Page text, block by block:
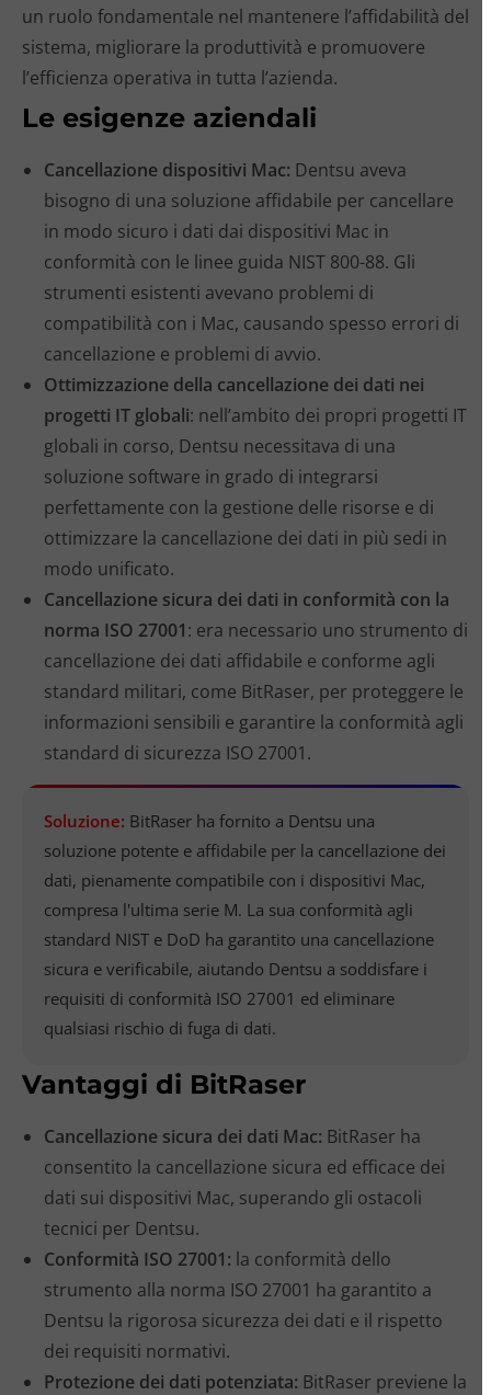
un ruolo fondamentale nel mantenere l’affidabilità del
sistema, migliorare la produttività e promuovere
l’efficienza operativa in tutta l’azienda.
Le esigenze aziendali
Cancellazione dispositivi Mac: Dentsu aveva
bisogno di una soluzione affidabile per cancellare
in modo sicuro i dati dai dispositivi Mac in
conformità con le linee guida NIST 800-88. Gli
strumenti esistenti avevano problemi di
compatibilità con i Mac, causando spesso errori di
cancellazione e problemi di avvio.
Ottimizzazione della cancellazione dei dati nei
progetti IT globali: nell’ambito dei propri progetti IT
globali in corso, Dentsu necessitava di una
soluzione software in grado di integrarsi
perfettamente con la gestione delle risorse e di
ottimizzare la cancellazione dei dati in più sedi in
modo unificato.
Cancellazione sicura dei dati in conformità con la
norma ISO 27001: era necessario uno strumento di
cancellazione dei dati affidabile e conforme agli
standard militari, come BitRaser, per proteggere le
informazioni sensibili e garantire la conformità agli
standard di sicurezza ISO 27001.
Soluzione: BitRaser ha fornito a Dentsu una
soluzione potente e affidabile per la cancellazione dei
dati, pienamente compatibile con i dispositivi Mac,
compresa l'ultima serie M. La sua conformità agli
standard NIST e DoD ha garantito una cancellazione
sicura e verificabile, aiutando Dentsu a soddisfare i
requisiti di conformità ISO 27001 ed eliminare
qualsiasi rischio di fuga di dati.
Vantaggi di BitRaser
Cancellazione sicura dei dati Mac: BitRaser ha
consentito la cancellazione sicura ed efficace dei
dati sui dispositivi Mac, superando gli ostacoli
tecnici per Dentsu.
Conformità ISO 27001: la conformità dello
strumento alla norma ISO 27001 ha garantito a
Dentsu la rigorosa sicurezza dei dati e il rispetto
dei requisiti normativi.
Protezione dei dati potenziata: BitRaser previene la